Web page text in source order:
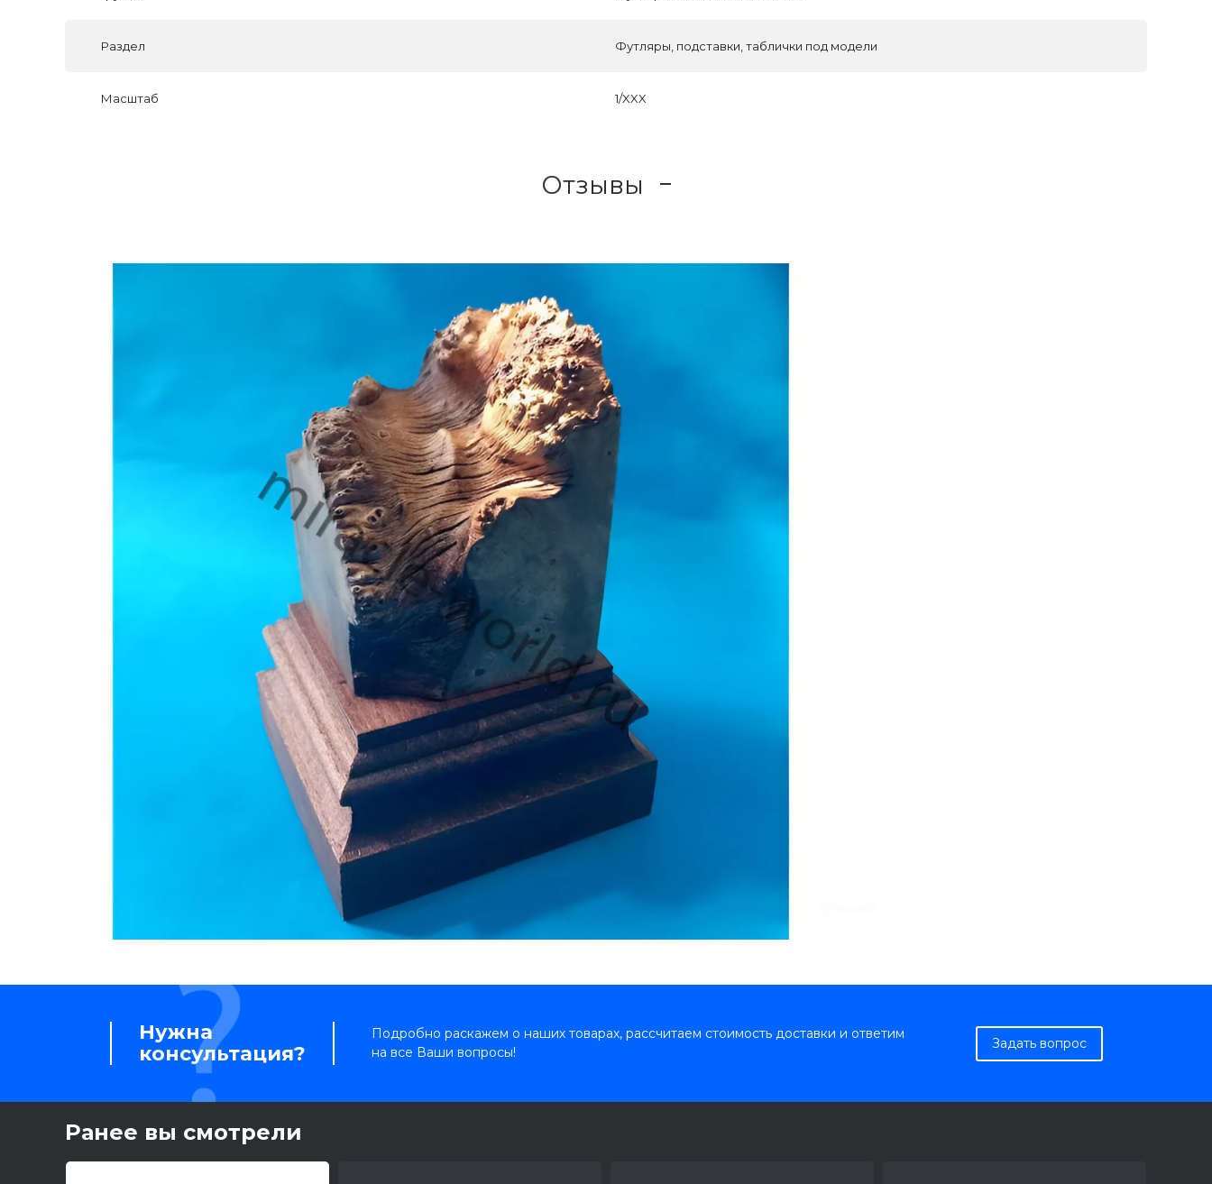
Раздел Футляры, подставки, таблички под модели
Масштаб 1/XXX
Отзывы
Нужна
консультация?
Подробно раскажем о наших товарах, рассчитаем стоимость доставки и ответим
на все Ваши вопросы!
Задать вопрос
Ранее вы смотрели